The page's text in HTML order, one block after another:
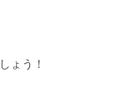
ょう！